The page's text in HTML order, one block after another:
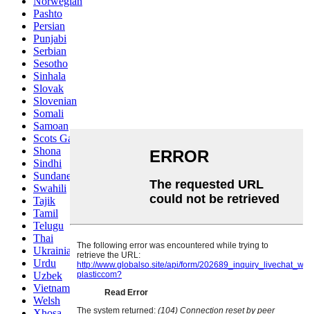
Pashto
Persian
Punjabi
Serbian
Sesotho
Sinhala
Slovak
Slovenian
Somali
Samoan
Scots Gaelic
Shona
Sindhi
Sundanese
Swahili
Tajik
Tamil
Telugu
Thai
Ukrainian
Urdu
Uzbek
Vietnamese
Welsh